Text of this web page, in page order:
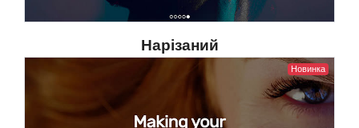
Нарізаний
Новинка